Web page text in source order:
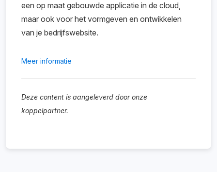
een op maat gebouwde applicatie in de cloud,
maar ook voor het vormgeven en ontwikkelen
van je bedrijfswebsite.
Meer informatie
Deze content is aangeleverd door onze
koppelpartner.